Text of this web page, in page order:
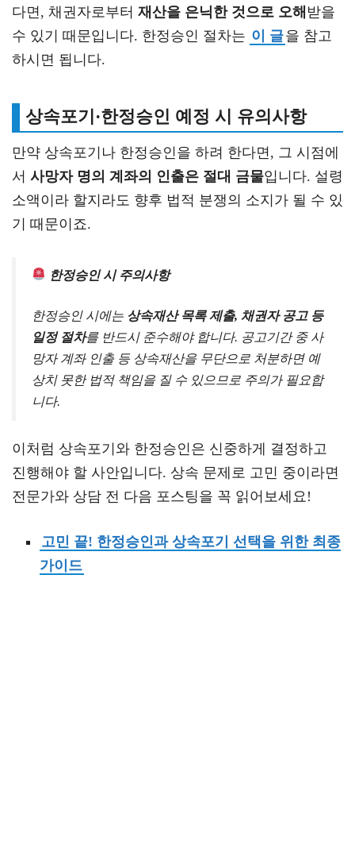
다면, 채권자로부터 재산을 은닉한 것으로 오해 받을
수 있기 때문입니다. 한정승인 절차는 이 글을 참고
하시면 됩니다.
상속포기·한정승인 예정 시 유의사항
만약 상속포기나 한정승인을 하려 한다면, 그 시점에
서 사망자 명의 계좌의 인출은 절대 금물입니다. 설령
소액이라 할지라도 향후 법적 분쟁의 소지가 될 수 있
기 때문이죠.
한정승인 시 주의사항
한정승인 시에는 상속재산 목록 제출, 채권자 공고 등
일정 절차를 반드시 준수해야 합니다. 공고기간 중 사
망자 계좌 인출 등 상속재산을 무단으로 처분하면 예
상치 못한 법적 책임을 질 수 있으므로 주의가 필요합
니다.
이처럼 상속포기와 한정승인은 신중하게 결정하고
진행해야 할 사안입니다. 상속 문제로 고민 중이라면
전문가와 상담 전 다음 포스팅을 꼭 읽어보세요!
고민 끝! 한정승인과 상속포기 선택을 위한 최종
가이드